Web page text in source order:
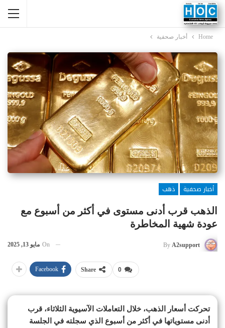
Home أخبار صحفية
أخبار صحفية
ذهب
الذهب قرب أدنى مستوى في أكثر من أسبوع مع
عودة شهية المخاطرة
By A2support
On مايو 13, 2025
0
Share
Facebook
تحركت أسعار الذهب، خلال التعاملات الآسيوية الثلاثاء، قرب
أدنى مستوياتها في أكثر من أسبوع الذي سجلته في الجلسة